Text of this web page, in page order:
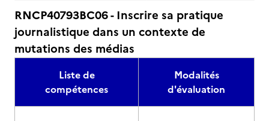
RNCP40793BC06 - Inscrire sa pratique
journalistique dans un contexte de
mutations des médias
Liste de
compétences
Modalités
d'évaluation